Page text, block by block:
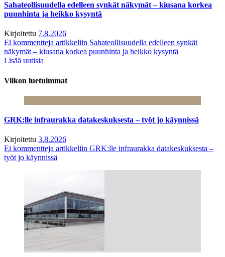
Sahateollisuudella edelleen synkät näkymät – kiusana korkea
puunhinta ja heikko kysyntä
Kirjoitettu 7.8.2026
Ei kommentteja artikkeliin Sahateollisuudella edelleen synkät
näkymät – kiusana korkea puunhinta ja heikko kysyntä
Lisää uutisia
Viikon luetuimmat
GRK:lle infraurakka datakeskuksesta – työt jo käynnissä
Kirjoitettu 3.8.2026
Ei kommentteja artikkeliin GRK:lle infraurakka datakeskuksesta –
työt jo käynnissä